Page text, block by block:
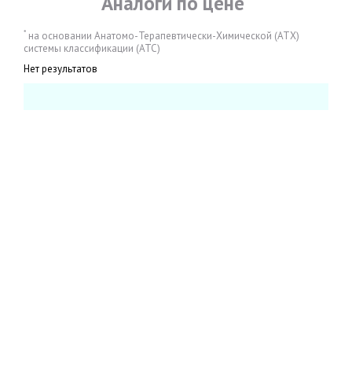
* на основании Анатомо-Терапевтически-Химической (АТХ)
системы классификации (АТС)
Нет результатов